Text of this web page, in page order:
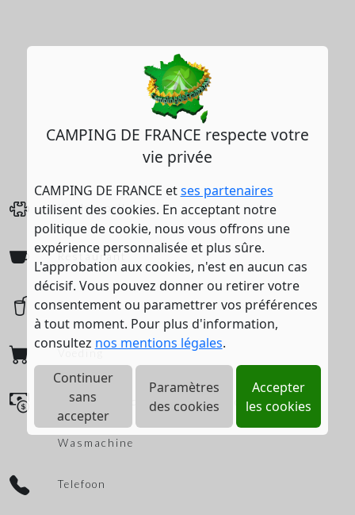
CAMPING DE FRANCE respecte votre
vie privée
CAMPING DE FRANCE etses partenaires
utilisent des cookies. En acceptant notre
politique de cookie, nous vous offrons une
expérience personnalisée et plus sûre.
L'approbation aux cookies, n'est en aucun cas
décisif. Vous pouvez donner ou retirer votre
consentement ou paramettrer vos préférences
à tout moment. Pour plus d'information,
consultez nos mentions légales.
Continuer
sans
accepter
Paramètres
des cookies
Accepter
les cookies
Kinderspellen
Restaurant
Bar
Voeding
Vakantiecheques geaccepteerd
Wasmachine
Telefoon